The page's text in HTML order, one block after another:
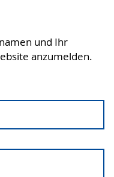
und Ihr
anzumelden.